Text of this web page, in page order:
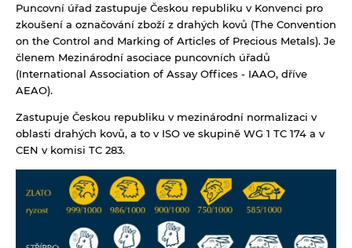
Puncovní úřad zastupuje Českou republiku v Konvenci pro
zkoušení a označování zboží z drahých kovů (The Convention
on the Control and Marking of Articles of Precious Metals). Je
členem Mezinárodní asociace puncovních úřadů
(International Association of Assay Offices - IAAO, dříve
AEAO).
Zastupuje Českou republiku v mezinárodní normalizaci v
oblasti drahých kovů, a to v ISO ve skupině WG 1 TC 174 a v
CEN v komisi TC 283.